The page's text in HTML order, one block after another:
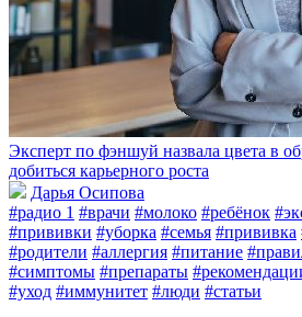
Эксперт по фэншуй назвала цвета в
добиться карьерного роста
Дарья Осипова
#радио 1 #врачи #молоко #ребёнок
#прививки #уборка #семья #прививка
#родители #аллергия #питание
#симптомы #препараты
#уход #иммунитет #люди #статьи